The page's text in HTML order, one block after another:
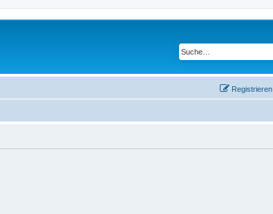
Registrieren